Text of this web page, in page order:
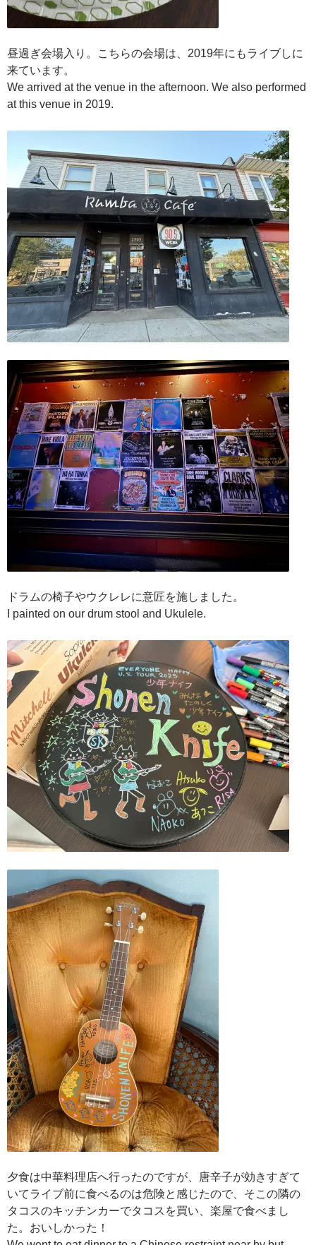
昼過ぎ会場入り。こちらの会場は、2019年にもライブしに
来ています。
We arrived at the venue in the afternoon. We also performed
at this venue in 2019.
ドラムの椅子やウクレレに意匠を施しました。
I painted on our drum stool and Ukulele.
夕食は中華料理店へ行ったのですが、唐辛子が効きすぎて
いてライブ前に食べるのは危険と感じたので、そこの隣の
タコスのキッチンカーでタコスを買い、楽屋で食べまし
た。おいしかった！